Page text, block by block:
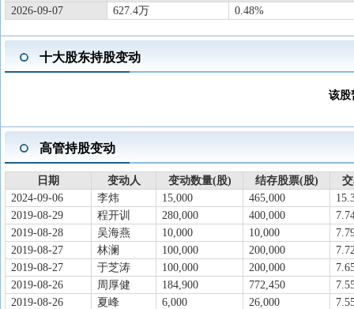
2026-04-29
一季报披露
2026年一季报归属净利润5.905亿元
2026-04-29
股东户数
2026-03-31
年报披露
2025年年报归属净利润24.54亿元，
对厦门乾照光电科技有限公司等多
2026-01-06
新增概念
2025-12-31
机构调研
于2025-12-01至2025-12-31接待调研
动,电话会议
2025-12-26
股东大会
于2025-12-26召开2025年第二次临时
2025-11-27
对外担保
对扬州乾照光电有限公司等多个被担
2025-10-30
三季报披露
2025年三季报归属净利润16.29亿元
2025-10-30
对外担保
对扬州乾照光电有限公司等多个被担
2025-10-14
股东大会
于2025-10-14召开2025年第一次临时
2026-09-07
627.4万 0.48%
十大股东持股变动
该股
高管持股变动
日期 变动人 变动数量(股) 结存股票(股)
2024-09-06
李炜 15,000 465,000
2019-08-29
程开训 280,000 400,000
2019-08-28
吴海燕 10,000 10,000
2019-08-27
林澜 100,000 200,000
2019-08-27
于芝涛 100,000 200,000
2019-08-26
周厚健 184,900 772,450
2019-08-26
夏峰 6,000 26,000